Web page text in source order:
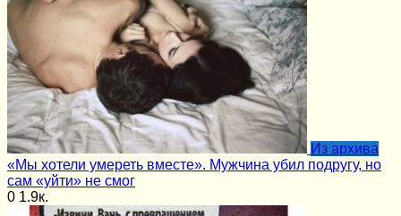
Из архива
«Мы хотели умереть вместе». Мужчина убил подругу, но
сам «уйти» не смог
0 1.9к.